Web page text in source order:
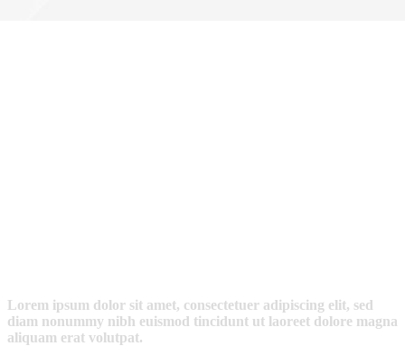
Lorem ipsum dolor sit amet, consectetuer adipiscing elit, sed
diam nonummy nibh euismod tincidunt ut laoreet dolore magna
aliquam erat volutpat.